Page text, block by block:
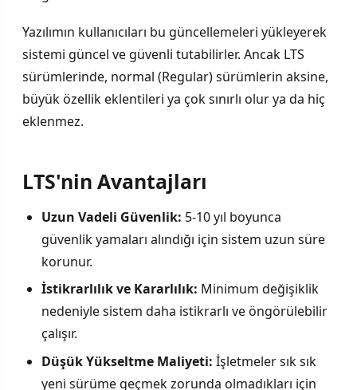
Yazılımın kullanıcıları bu güncellemeleri yükleyerek
sistemi güncel ve güvenli tutabilirler. Ancak LTS
sürümlerinde, normal (Regular) sürümlerin aksine,
büyük özellik eklentileri ya çok sınırlı olur ya da hiç
eklenmez.
LTS'nin Avantajları
Uzun Vadeli Güvenlik: 5-10 yıl boyunca
güvenlik yamaları alındığı için sistem uzun süre
korunur.
İstikrarlılık ve Kararlılık: Minimum değişiklik
nedeniyle sistem daha istikrarlı ve öngörülebilir
çalışır.
Düşük Yükseltme Maliyeti: İşletmeler sık sık
yeni sürüme geçmek zorunda olmadıkları için